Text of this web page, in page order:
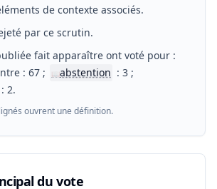
de contexte associés.
par ce scrutin.
fait apparaître ont voté pour :
: 67 ;
📖abstention : 3 ;
: 2.
ouvrent une définition.
du vote